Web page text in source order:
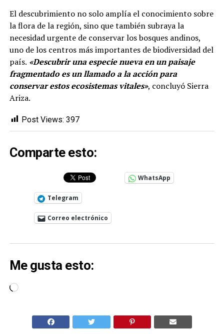
El descubrimiento no solo amplía el conocimiento sobre
la flora de la región, sino que también subraya la
necesidad urgente de conservar los bosques andinos,
uno de los centros más importantes de biodiversidad del
país. «Descubrir una especie nueva en un paisaje
fragmentado es un llamado a la acción para
conservar estos ecosistemas vitales», concluyó Sierra
Ariza.
Post Views: 397
Comparte esto:
WhatsApp
Telegram
Correo electrónico
Me gusta esto:
Cargando...